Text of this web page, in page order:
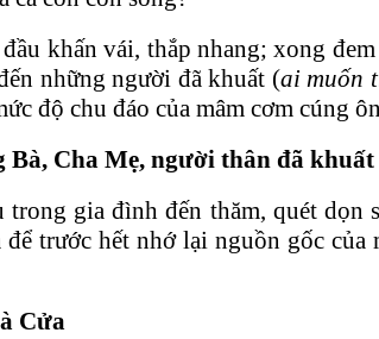
khấn vái, thắp nhang; xong
những người đã khuất (ai muốn
độ chu đáo của mâm cơm cúng
Bà, Cha Mẹ, người thân đã khuất
gia đình đến thăm, quét
để trước hết nhớ lại nguồn gốc
Cửa